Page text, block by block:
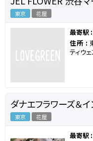
東京 花屋
最寄駅 :
住所 :
ティウ
ダナエフラワーズ＆イ
東京 花屋
最寄駅 :